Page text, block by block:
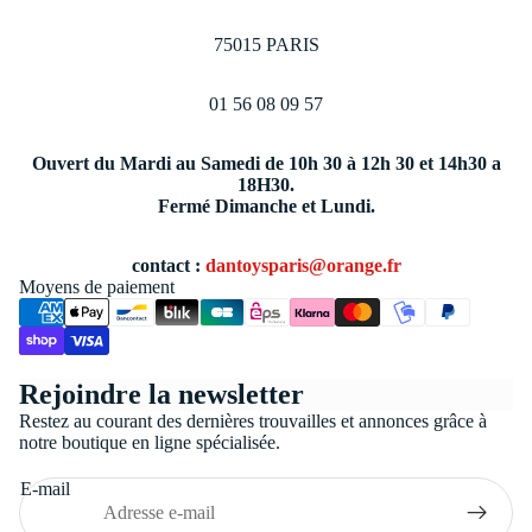
75015 PARIS
01 56 08 09 57
Ouvert du Mardi au Samedi de 10h 30 à 12h 30 et 14h30 a
18H30.
Fermé Dimanche et Lundi.
contact : dantoysparis@orange.fr
Moyens de paiement
Rejoindre la newsletter
Restez au courant des dernières trouvailles et annonces grâce à
notre boutique en ligne spécialisée.
E-mail
Conditions générales de vente
Coordonnées
Politique d’expédition